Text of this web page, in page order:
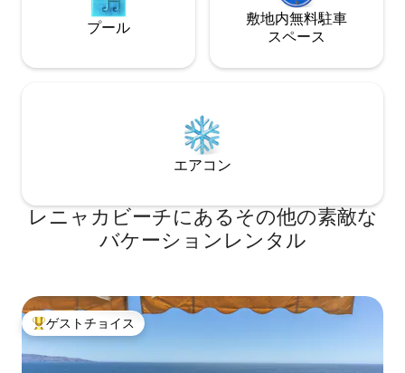
プール
敷地内無料駐⁠車
ス⁠ペ⁠ー⁠ス
エアコン
レニャカビーチにあるその他の素敵な
バケーションレンタル
大好評のゲストチョイスです。
ゲストチョイス